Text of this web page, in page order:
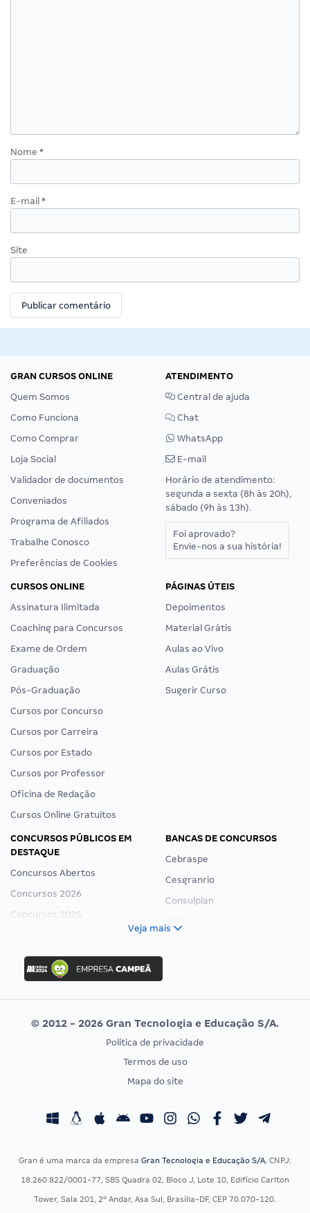
Nome *
E-mail *
Site
GRAN CURSOS ONLINE
Quem Somos
Como Funciona
Como Comprar
Loja Social
Validador de documentos
Conveniados
Programa de Afiliados
Trabalhe Conosco
Preferências de Cookies
ATENDIMENTO
Central de ajuda
Chat
WhatsApp
E-mail
Horário de atendimento:
segunda a sexta (8h às 20h),
sábado (9h às 13h).
Foi aprovado?
Envie-nos a sua história!
CURSOS ONLINE
Assinatura Ilimitada
Coaching para Concursos
Exame de Ordem
Graduação
Pós-Graduação
Cursos por Concurso
Cursos por Carreira
Cursos por Estado
Cursos por Professor
Oficina de Redação
Cursos Online Gratuitos
PÁGINAS ÚTEIS
Depoimentos
Material Grátis
Aulas ao Vivo
Aulas Grátis
Sugerir Curso
CONCURSOS PÚBLICOS EM
DESTAQUE
Concursos Abertos
Concursos 2026
Concursos 2025
Concurso Ibama
Concurso MPU
Editais publicados
BANCAS DE CONCURSOS
Cebraspe
Cesgranrio
Consulplan
Vunesp
CONCURSOS POR PROFISSÃO
Concursos Fiscais
Concursos Saúde
EXAME DE ORDEM
Calendário OAB
Veja mais
© 2012 - 2026 Gran Tecnologia e Educação S/A.
Política de privacidade
Termos de uso
Mapa do site
Gran é uma marca da empresa Gran Tecnologia e Educação S/A, CNPJ:
18.260.822/0001-77, SBS Quadra 02, Bloco J, Lote 10, Edifício Carlton
Tower, Sala 201, 2º Andar, Asa Sul, Brasília-DF, CEP 70.070-120.